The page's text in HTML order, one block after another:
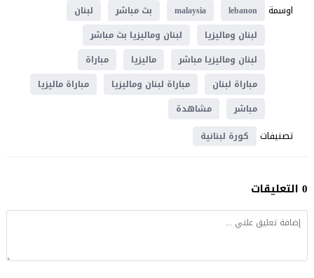
اوسمة
lebanon
malaysia بث مباشر
لبنان
لبنان وماليزيا
لبنان وماليزيا بث مباشر
لبنان وماليزيا مباشر
ماليزيا
مباراة
مباراة لبنان
مباراة لبنان وماليزيا
مباراة ماليزيا
مباشر
مشاهدة
تصنيفات كورة لبنانية
0 التعليقات